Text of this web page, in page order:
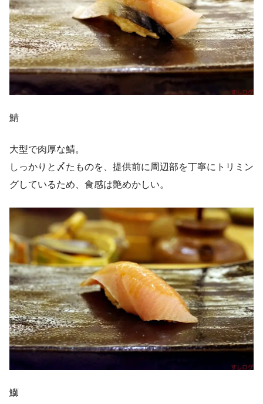
鯖
大型で肉厚な鯖。
しっかりと〆たものを、提供前に周辺部を丁寧にトリミン
グしているため、食感は艶めかしい。
鰤